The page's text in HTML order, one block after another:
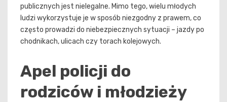
publicznych jest nielegalne. Mimo tego, wielu młodych
ludzi wykorzystuje je w sposób niezgodny z prawem, co
często prowadzi do niebezpiecznych sytuacji – jazdy po
chodnikach, ulicach czy torach kolejowych.
Apel policji do
rodziców i młodzieży